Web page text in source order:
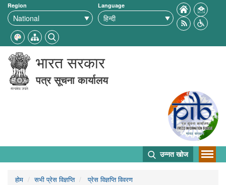
Region Language
भारत सरकार
पत्र सूचना कार्यालय
उन्नत खोज
होम सभी प्रेस विज्ञप्ति प्रेस विज्ञप्ति विवरण